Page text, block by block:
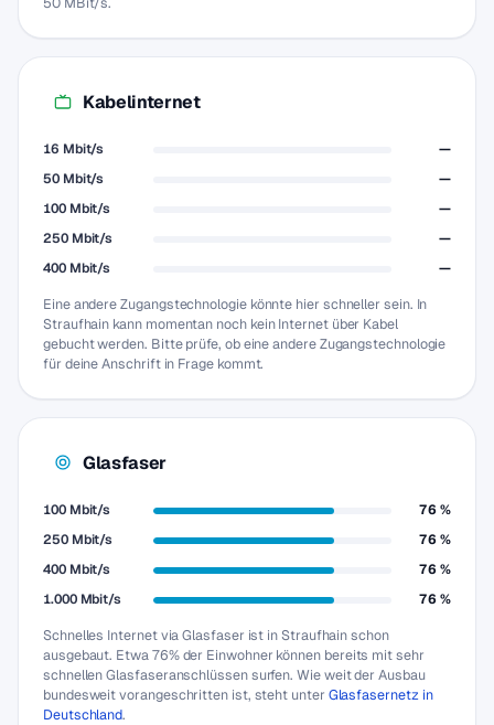
Kabelinternet
16 Mbit/s
—
50 Mbit/s
—
100 Mbit/s
—
250 Mbit/s
—
400 Mbit/s
—
Eine andere Zugangstechnologie könnte hier schneller sein. In
Straufhain kann momentan noch kein Internet über Kabel
gebucht werden. Bitte prüfe, ob eine andere Zugangstechnologie
für deine Anschrift in Frage kommt.
Glasfaser
100 Mbit/s
76 %
250 Mbit/s
76 %
400 Mbit/s
76 %
1.000 Mbit/s
76 %
Schnelles Internet via Glasfaser ist in Straufhain schon
ausgebaut. Etwa 76% der Einwohner können bereits mit sehr
schnellen Glasfaseranschlüssen surfen. Wie weit der Ausbau
bundesweit vorangeschritten ist, steht unter Glasfasernetz in
Deutschland.